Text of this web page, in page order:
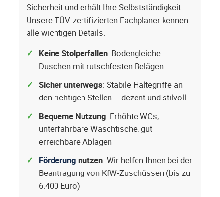
Sicherheit und erhält Ihre Selbstständigkeit.
Unsere TÜV-zertifizierten Fachplaner kennen
alle wichtigen Details.
Keine Stolperfallen: Bodengleiche
Duschen mit rutschfesten Belägen
Sicher unterwegs: Stabile Haltegriffe an
den richtigen Stellen – dezent und stilvoll
Bequeme Nutzung: Erhöhte WCs,
unterfahrbare Waschtische, gut
erreichbare Ablagen
Förderung nutzen: Wir helfen Ihnen bei der
Beantragung von KfW-Zuschüssen (bis zu
6.400 Euro)